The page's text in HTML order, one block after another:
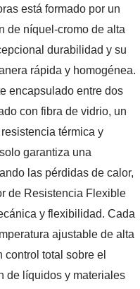
está formado por un
de níquel-cromo de alta
durabilidad y su
rápida y homogénea.
encapsulado entre dos
con fibra de vidrio, un
térmica y
garantiza una
las pérdidas de calor,
de Resistencia Flexible
y flexibilidad. Cada
ajustable de alta
total sobre el
de líquidos y materiales